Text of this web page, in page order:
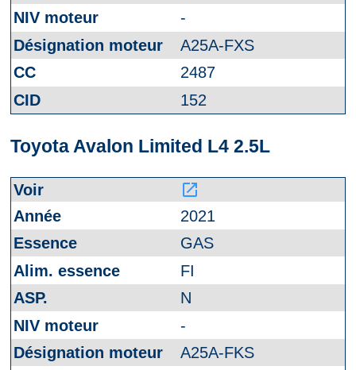
-
A25A-FXS
2487
152
Toyota Avalon Limited L4 2.5L
launch
2021
GAS
FI
N
-
A25A-FKS